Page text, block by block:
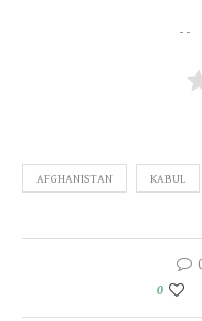
AFGHANISTAN KABUL
0